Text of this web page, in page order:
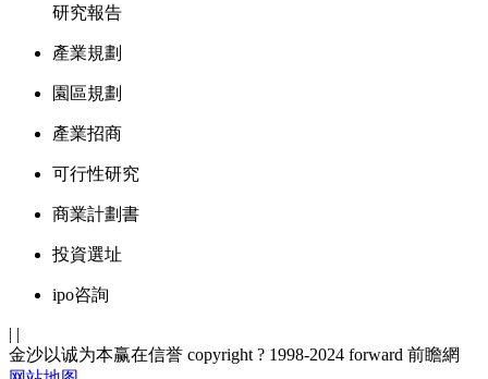
研究報告
產業規劃
園區規劃
產業招商
可行性研究
商業計劃書
投資選址
ipo咨詢
| |
金沙以诚为本赢在信誉 copyright ? 1998-2024 forward 前瞻網